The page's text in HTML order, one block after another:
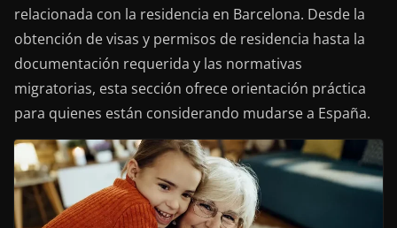
relacionada con la residencia en Barcelona. Desde la
obtención de visas y permisos de residencia hasta la
documentación requerida y las normativas
migratorias, esta sección ofrece orientación práctica
para quienes están considerando mudarse a España.